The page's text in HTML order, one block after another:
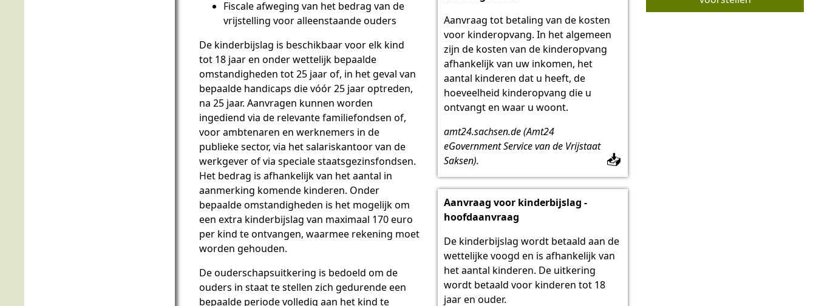
Fiscale afweging van het bedrag van de
vrijstelling voor alleenstaande ouders
De kinderbijslag is beschikbaar voor elk kind
tot 18 jaar en onder wettelijk bepaalde
omstandigheden tot 25 jaar of, in het geval van
bepaalde handicaps die vóór 25 jaar optreden,
na 25 jaar. Aanvragen kunnen worden
ingediend via de relevante familiefondsen of,
voor ambtenaren en werknemers in de
publieke sector, via het salariskantoor van de
werkgever of via speciale staatsgezinsfondsen.
Het bedrag is afhankelijk van het aantal in
aanmerking komende kinderen. Onder
bepaalde omstandigheden is het mogelijk om
een extra kinderbijslag van maximaal 170 euro
per kind te ontvangen, waarmee rekening moet
worden gehouden.
De ouderschapsuitkering is bedoeld om de
ouders in staat te stellen zich gedurende een
bepaalde periode volledig aan het kind te
Aanvraag tot betaling van de kosten
voor kinderopvang. In het algemeen
zijn de kosten van de kinderopvang
afhankelijk van uw inkomen, het
aantal kinderen dat u heeft, de
hoeveelheid kinderopvang die u
ontvangt en waar u woont.
amt24.sachsen.de (Amt24
eGovernment Service van de Vrijstaat
Saksen).
📥
Aanvraag voor kinderbijslag -
hoofdaanvraag
De kinderbijslag wordt betaald aan de
wettelijke voogd en is afhankelijk van
het aantal kinderen. De uitkering
wordt betaald voor kinderen tot 18
jaar en ouder.